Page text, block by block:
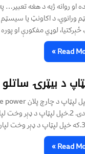
او روانه ژبه د هغه تعبير…
ورانوي، د اکاونټ يا
لوړي مفکورې او پوره
Read
د بيټرۍ
شوی دی. 2.خپل لپټاپ د ډېر
Read